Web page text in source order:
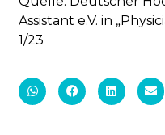
Assistant e.V. in
1/23